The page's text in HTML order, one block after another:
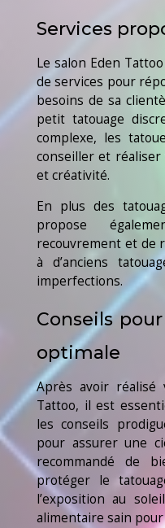
Services
Le salon Eden
de services pour
besoins de sa
petit tatouage
complexe, les
conseiller et
et créativité.
En plus des
propose
recouvrement et de
à d’anciens
imperfections.
Conseils
optimale
Après avoir réalisé
Tattoo, il est
les conseils
pour assurer une
recommandé de
protéger le
l’exposition au
alimentaire sain